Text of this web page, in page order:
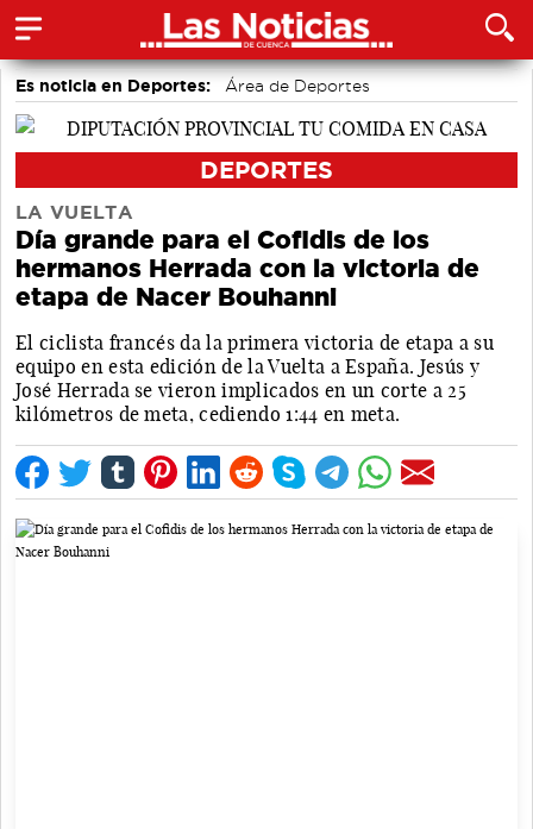
Es noticia en Deportes:
Área de Deportes
Bolos conquenses
DEPORTES
LA VUELTA
Día grande para el Cofidis de los
hermanos Herrada con la victoria de
etapa de Nacer Bouhanni
El ciclista francés da la primera victoria de etapa a su
equipo en esta edición de la Vuelta a España. Jesús y
José Herrada se vieron implicados en un corte a 25
kilómetros de meta, cediendo 1:44 en meta.